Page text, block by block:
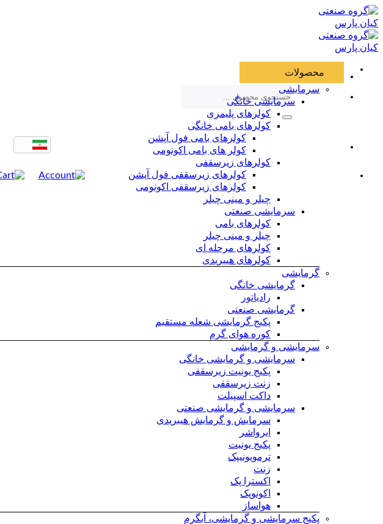
Skip
to
content
جستجو
برای:
محصولات
سرمایشی
سرمایشی خانگی
کولرهای پلیمری
کولرهای بامی خانگی
کولرهای بامی فول آپشن
کولر های بامی اکونومی
کولرهای زیرسقفی
کولرهای زیرسقفی فول آپشن
کولرهای زیرسقفی اکونومی
چیلر و مینی چیلر
سرمایشی صنعتی
کولرهای بامی
چیلر و مینی چیلر
کولرهای مرحله ای
کولرهای هیبریدی
گرمایشی
گرمایشی خانگی
رادیاتور
گرمایشی صنعتی
پکیج گرمایشی شعله مستقیم
کوره هوای گرم
سرمایشی و گرمایشی
سرمایشی و گرمایشی خانگی
پکیج یونیت زیرسقفی
زنت زیرسقفی
داکت اسپیلت
سرمایشی و گرمایشی صنعتی
سرمایش و گرمایش هیبریدی
ایرواشر
پکیج یونیت
ترمویونیپک
زنت
اکسترا پک
اکونوپک
هواساز
پکیج سرمایشی و گرمایشی، آبگرم